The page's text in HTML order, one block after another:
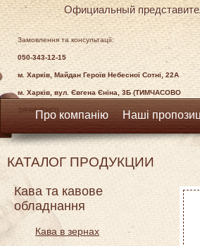
Официальный
Замовлення та консультації:
050-343-12-15
м. Харків, Майдан Героїв Небесної Сотні, 22А
м. Харків, вул. Євгена Єніна, 3Б (ТИМЧАСОВО
ЗАЧИНЕНО)
Про компанію Наші
КАТАЛОГ ПРОДУКЦИИ
Кава та кавове
обладнання
Кава в зернах